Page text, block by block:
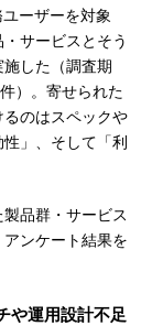
ーザーを対象
サービスとそう
した（調査期
）。寄せられた
のはスペックや
」、そして「利
品群・サービス
ンケート結果を
や運用設計不足